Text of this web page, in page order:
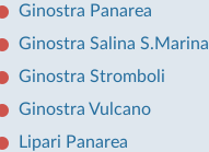
Ginostra Panarea
Ginostra Salina S.Marina
Ginostra Stromboli
Ginostra Vulcano
Lipari Panarea